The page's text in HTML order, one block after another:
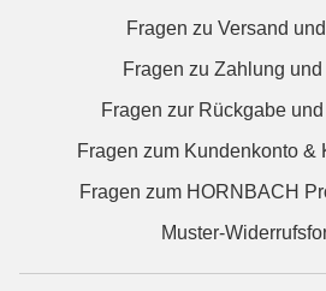
Fragen zu Versand
Fragen zu Zahlung
Fragen zur Rückgabe
Fragen zum Kundenkonto &
Fragen zum HORNBACH
Muster-